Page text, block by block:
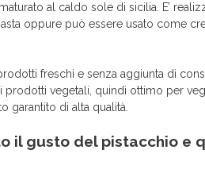
al caldo sole di sicilia. E’
oppure può essere usato come
freschi e senza aggiunta di
vegetali, quindi ottimo per
garantito di alta qualità.
il gusto del pistacchio e